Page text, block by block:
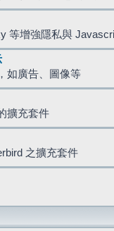
等增強隱私與
如廣告、圖像等
擴充套件
之擴充套件